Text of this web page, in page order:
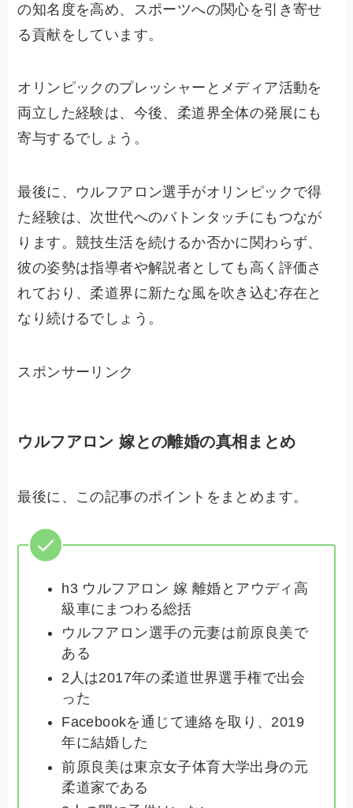
の知名度を高め、スポーツへの関心を引き寄せ
る貢献をしています。
オリンピックのプレッシャーとメディア活動を
両立した経験は、今後、柔道界全体の発展にも
寄与するでしょう。
最後に、ウルフアロン選手がオリンピックで得
た経験は、次世代へのバトンタッチにもつなが
ります。競技生活を続けるか否かに関わらず、
彼の姿勢は指導者や解説者としても高く評価さ
れており、柔道界に新たな風を吹き込む存在と
なり続けるでしょう。
スポンサーリンク
ウルフアロン 嫁との離婚の真相まとめ
最後に、この記事のポイントをまとめます。
h3 ウルフアロン 嫁 離婚とアウディ高
級車にまつわる総括
ウルフアロン選手の元妻は前原良美で
ある
2人は2017年の柔道世界選手権で出会
った
Facebookを通じて連絡を取り、2019
年に結婚した
前原良美は東京女子体育大学出身の元
柔道家である